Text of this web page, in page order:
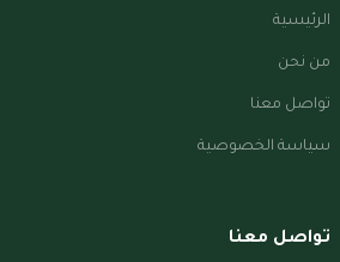
الرئيسية
من نحن
تواصل معنا
سياسة الخصوصية
تواصل معنا